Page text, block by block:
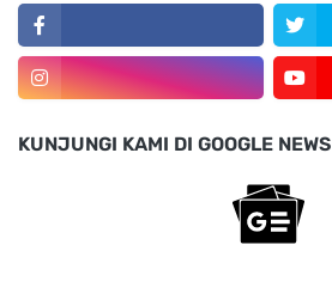
KUNJUNGI KAMI DI GOOGLE NEWS